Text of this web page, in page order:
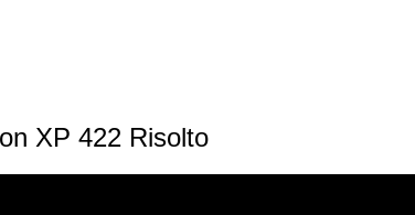
XP 422 Risolto